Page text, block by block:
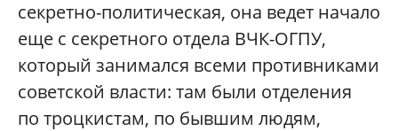
секретно-политическая, она ведет начало
еще с секретного отдела ВЧК-ОГПУ,
который занимался всеми противниками
советской власти: там были отделения
по троцкистам, по бывшим людям,